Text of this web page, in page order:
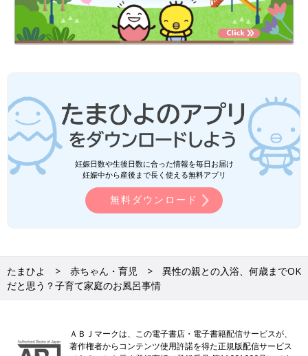
妊娠日数や生後日数に合った情報を毎日お届け
妊娠中から産後まで長く使える無料アプリ
無料ダウンロード
たまひよ 赤ちゃん・育児
異性の親との入浴、何歳までOK
だと思う？子育て家庭のお風呂事情
ＡＢＪマークは、この電子書店・電子書籍配信サービスが、
著作権者からコンテンツ使用許諾を得た正規版配信サービス